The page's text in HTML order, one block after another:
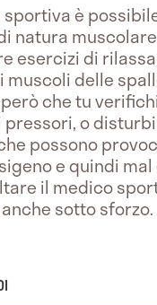
è
natura
esercizi di
delle
che tu
o
possono
e quindi mal
il medico
sotto sforzo.